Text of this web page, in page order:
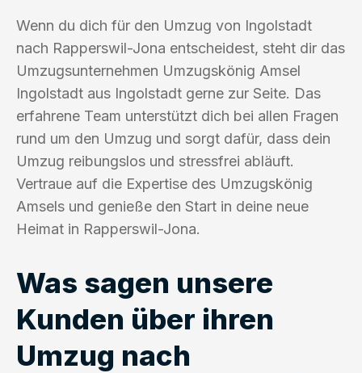
Wenn du dich für den Umzug von Ingolstadt
nach Rapperswil-Jona entscheidest, steht dir das
Umzugsunternehmen Umzugskönig Amsel
Ingolstadt aus Ingolstadt gerne zur Seite. Das
erfahrene Team unterstützt dich bei allen Fragen
rund um den Umzug und sorgt dafür, dass dein
Umzug reibungslos und stressfrei abläuft.
Vertraue auf die Expertise des Umzugskönig
Amsels und genieße den Start in deine neue
Heimat in Rapperswil-Jona.
Was sagen unsere
Kunden über ihren
Umzug nach